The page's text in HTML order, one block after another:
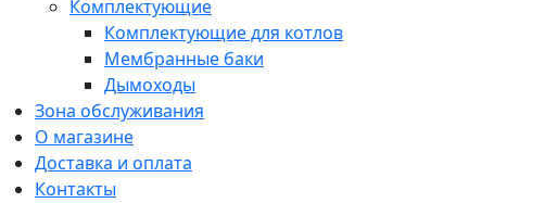
Комплектующие
Комплектующие для котлов
Мембранные баки
Дымоходы
Зона обслуживания
О магазине
Доставка и оплата
Контакты